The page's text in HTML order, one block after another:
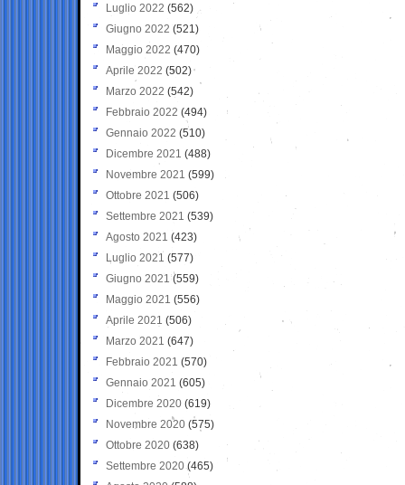
Luglio 2022 (562)
Giugno 2022 (521)
Maggio 2022 (470)
Aprile 2022 (502)
Marzo 2022 (542)
Febbraio 2022 (494)
Gennaio 2022 (510)
Dicembre 2021 (488)
Novembre 2021 (599)
Ottobre 2021 (506)
Settembre 2021 (539)
Agosto 2021 (423)
Luglio 2021 (577)
Giugno 2021(559)
Maggio 2021 (556)
Aprile 2021 (506)
Marzo 2021 (647)
Febbraio 2021 (570)
Gennaio 2021 (605)
Dicembre 2020 (619)
Novembre 2020 (575)
Ottobre 2020 (638)
Settembre 2020(465)